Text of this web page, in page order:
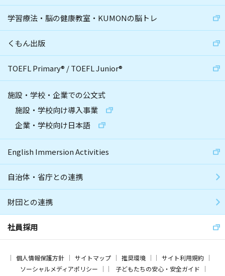
学習療法・脳の健康教室・KUMONの脳トレ
くもん出版
TOEFL Primary® /TOEFL Junior®
施設・学校・企業での公文式
施設・学校向け導入事業
企業・学校向け日本語
English Immersion Activities
自治体・省庁との連携
財団との連携
社員採用
個人情報保護方針 サイトマップ 推奨環境
サイト利用規約
ソーシャルメディアポリシー
子どもたちの安心・安全ガイド